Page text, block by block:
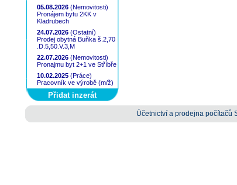
05.08.2026 (Nemovitosti)
Pronájem bytu 2KK v
Kladrubech
24.07.2026 (Ostatní)
Prodej obytná Buňka š.2,70
.D.5,50.V.3,M
22.07.2026 (Nemovitosti)
Pronajmu byt 2+1 ve Stříbře
10.02.2025 (Práce)
Pracovník ve výrobě (m/ž)
Přidat inzerát
Účetnictví a prodejna počítačů